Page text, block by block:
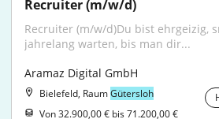
Recruiter (m/w/d)
Recruiter (m/w/d)Du bist ehrgeizig,
jahrelang warten, bis man dir...
Aramaz Digital GmbH
Bielefeld, RaumGütersloh
Von 32.900,00 € bis 71.200,00 €